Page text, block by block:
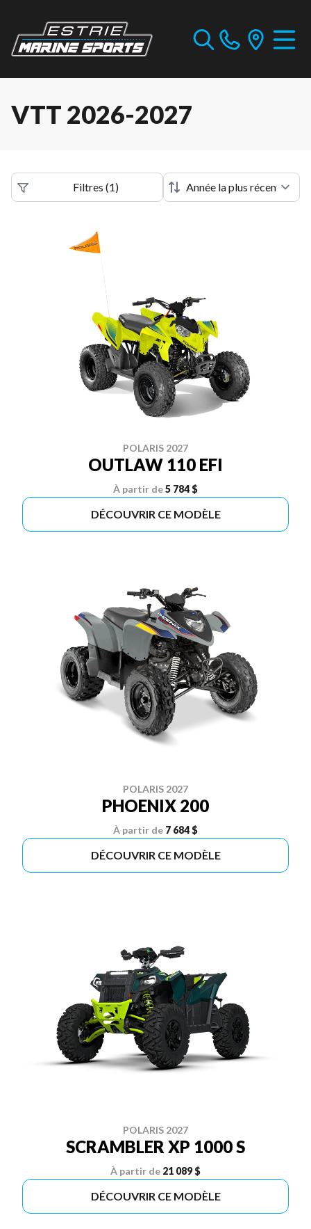
VTT 2026-2027
Filtres (1)
POLARIS 2027
OUTLAW 110 EFI
À partir de5 784 $
DÉCOUVRIR CE MODÈLE
POLARIS 2027
PHOENIX 200
À partir de 7 684 $
DÉCOUVRIR CE MODÈLE
POLARIS 2027
SCRAMBLER XP 1000 S
À partir de 21 089 $
DÉCOUVRIR CE MODÈLE